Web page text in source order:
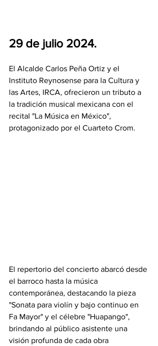
29 de julio 2024.
El Alcalde Carlos Peña Ortiz y el
Instituto Reynosense para la Cultura y
las Artes, IRCA, ofrecieron un tributo a
la tradición musical mexicana con el
recital "La Música en México",
protagonizado por el Cuarteto Crom.
El repertorio del concierto abarcó desde
el barroco hasta la música
contemporánea, destacando la pieza
"Sonata para violín y bajo continuo en
Fa Mayor" y el célebre "Huapango",
brindando al público asistente una
visión profunda de cada obra